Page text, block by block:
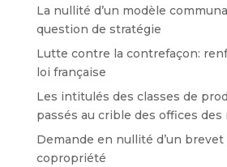
La nullité d’un modèle
question de stratégie
Lutte contre la contrefaçon:
loi française
Les intitulés des classes de
passés au crible des offices des
Demande en nullité d’un
copropriété